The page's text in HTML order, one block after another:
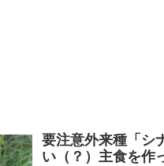
要注意外来種「シ
い（？）主食を作